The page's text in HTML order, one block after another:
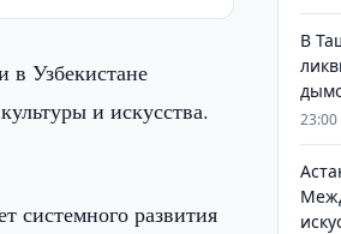
Узбекистане
и искусства.
системного развития
В
23:00